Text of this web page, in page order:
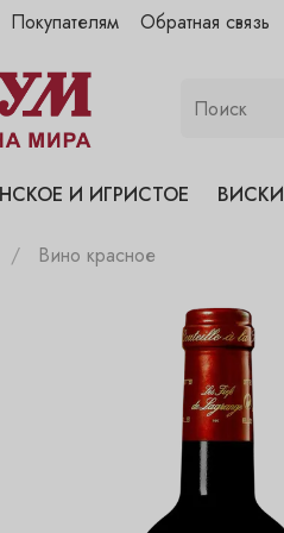
Покупателям Обратная связь
И ИГРИСТОЕ ВИСКИ
Вино красное